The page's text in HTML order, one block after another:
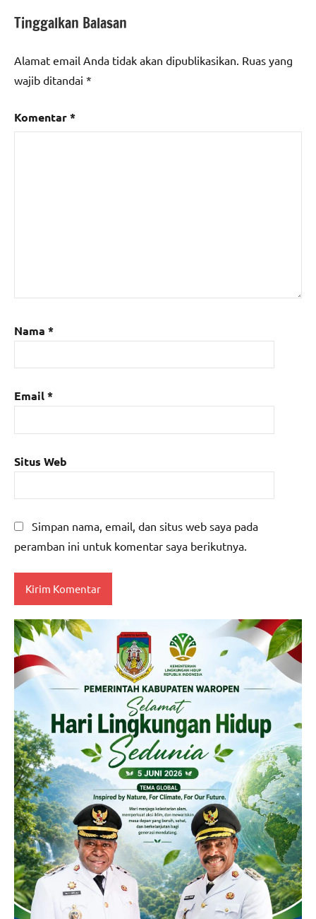
Tinggalkan Balasan
Alamat email Anda tidak akan dipublikasikan. Ruas yang
wajib ditandai *
Komentar*
Nama *
Email*
Situs Web
Simpan nama, email, dan situs web saya pada
peramban ini untuk komentar saya berikutnya.